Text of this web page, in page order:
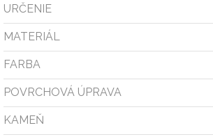
URČENIE
MATERIÁL
FARBA
POVRCHOVÁ ÚPRAVA
KAMEŇ